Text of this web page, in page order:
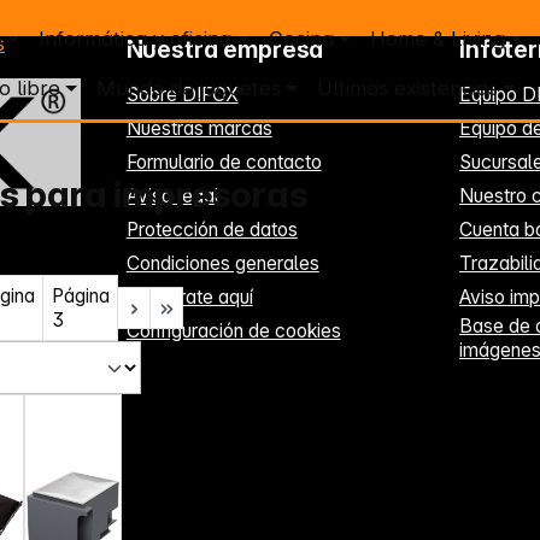
Informática y oficina Cocina Home & Living
libre Mundo de juguetes Últimas existencias
para impresoras
Página
3
Nuestra empresa
Sobre DIFOX
Nuestras marcas
Formulario de contacto
Aviso legal
Protección de datos
Condiciones generales
Regístrate aquí
Configuración de cookies
Equipo
Equipo
Nuestro
Cuenta
Aviso
Base de
imágenes